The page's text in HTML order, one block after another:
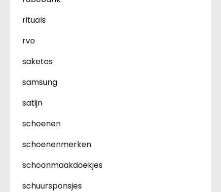
rituals
rvo
saketos
samsung
satijn
schoenen
schoenenmerken
schoonmaakdoekjes
schuursponsjes